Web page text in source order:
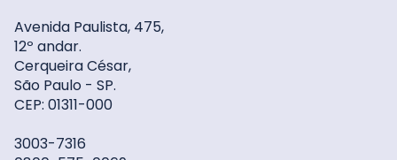
Avenida Paulista, 475,
12º andar.
Cerqueira César,
São Paulo - SP.
CEP: 01311-000
3003-7316